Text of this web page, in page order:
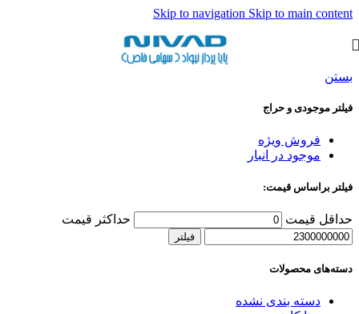
Skip to navigation Skip to main content
بستن
فیلتر موجودی و حراج
فروش ویژه
موجود در انبار
فیلتر براساس قیمت:
حداقل قیمت حداکثر قیمت
فیلتر
دسته‌های محصولات
دسته بندی نشده